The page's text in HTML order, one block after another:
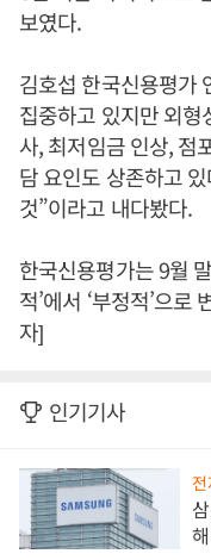
보였다.
김호섭 한국신용평가
집중하고 있지만 외
사, 최저임금 인상, 점
담 요인도 상존하고
것”이라고 내다봤다.
한국신용평가는 9월
적’에서 ‘부정적’으
자]
인기기사
전